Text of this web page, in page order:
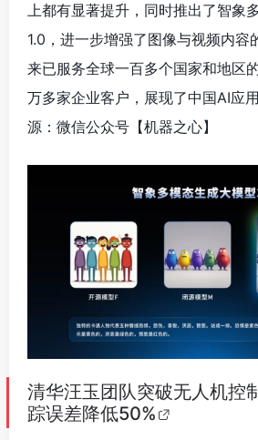
上都有显著提升，同时推出了智象
1.0，进一步增强了图像与视频内容
来已服务全球一百多个国家和地区
万多家企业客户，展现了中国AI应
源：微信公众号【机器之心】
清华汪玉团队突破无人机控
踪误差降低50%